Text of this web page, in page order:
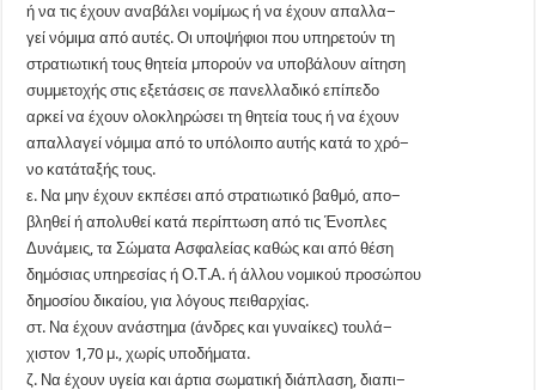
ή να τις έχουν αναβάλει νομίμως ή να έχουν απαλλα−
γεί νόμιμα από αυτές. Οι υποψήφιοι που υπηρετούν τη
στρατιωτική τους θητεία μπορούν να υποβάλουν αίτηση
συμμετοχής στις εξετάσεις σε πανελλαδικό επίπεδο
αρκεί να έχουν ολοκληρώσει τη θητεία τους ή να έχουν
απαλλαγεί νόμιμα από το υπόλοιπο αυτής κατά το χρό−
νο κατάταξής τους.
ε. Να μην έχουν εκπέσει από στρατιωτικό βαθμό, απο−
βληθεί ή απολυθεί κατά περίπτωση από τις Ένοπλες
Δυνάμεις, τα Σώματα Ασφαλείας καθώς και από θέση
δημόσιας υπηρεσίας ή Ο.Τ.Α. ή άλλου νομικού προσώπου
δημοσίου δικαίου, για λόγους πειθαρχίας.
στ. Να έχουν ανάστημα (άνδρες και γυναίκες) τουλά−
χιστον 1,70 μ., χωρίς υποδήματα.
ζ. Να έχουν υγεία και άρτια σωματική διάπλαση, διαπι−